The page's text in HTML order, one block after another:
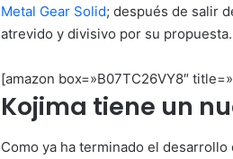
Metal Gear Solid; después de salir
atrevido y divisivo por su propuesta.
[amazon box=»B07TC26VY8″
Kojima tiene un
Como ya ha terminado el